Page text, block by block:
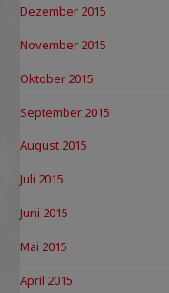
Dezember 2015
November 2015
Oktober 2015
September 2015
August 2015
Juli 2015
Juni 2015
Mai 2015
April 2015